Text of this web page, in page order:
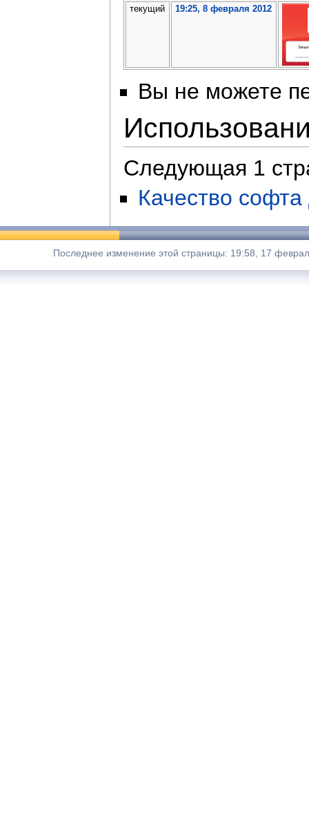
текущий
19:25, 8 февраля 2012
Вы не можете
Следующая 1
Качество
Последнее изменение этой страницы: 19:58, 17